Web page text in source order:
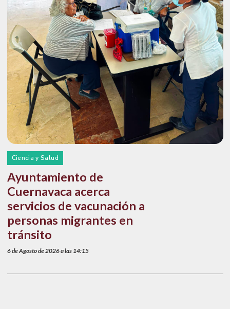
Ciencia y Salud
Ayuntamiento de
Cuernavaca acerca
servicios de vacunación a
personas migrantes en
tránsito
6 de Agosto de 2026 a las 14:15